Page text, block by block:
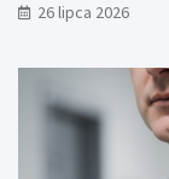
26 lipca 2026